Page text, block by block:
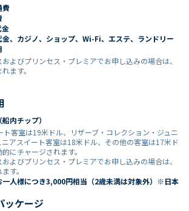
費
金
、カジノ、ショップ、Wi-Fi、エステ、ランドリー
よびプリンセス・プレミアでお申し込みの場合は、
ます。
内チップ）
ト客室は19米ドル、リザーブ・コレクション・ジュニ
アスイート客室は18米ドル、その他の客室は17米ド
にチャージされます。
よびプリンセス・プレミアでお申し込みの場合は、
す。
人様につき3,000円相当（2歳未満は対象外）※日本
ッケージ